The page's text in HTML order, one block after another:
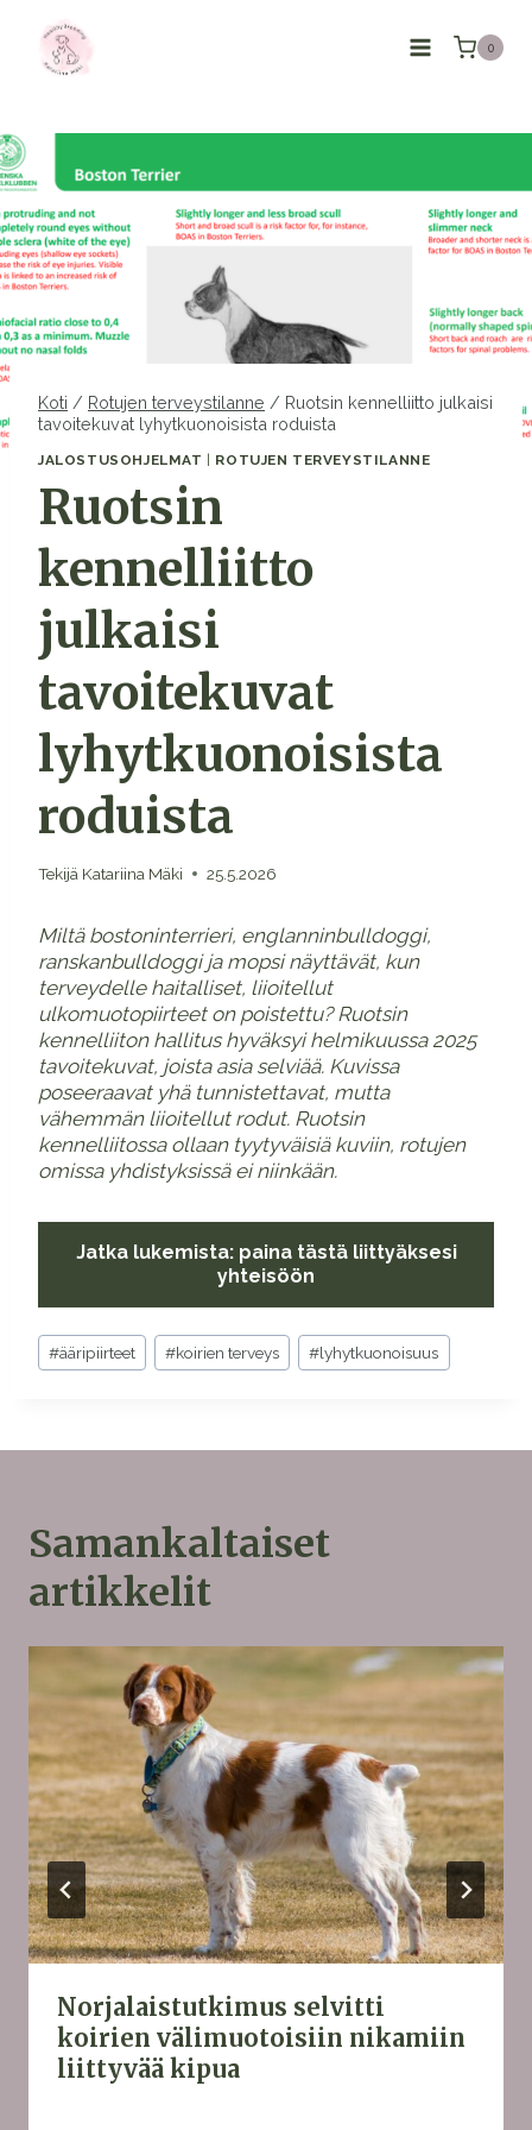
sisältöön
0
Koti / Rotujen terveystilanne / Ruotsin kennelliitto julkaisi
tavoitekuvat lyhytkuonoisista roduista
JALOSTUSOHJELMAT ROTUJEN TERVEYSTILANNE
Ruotsin
kennelliitto
julkaisi
tavoitekuvat
lyhytkuonoisista
roduista
Tekijä Katariina Mäki 25.5.2026
Miltä bostoninterrieri, englanninbulldoggi,
ranskanbulldoggi ja mopsi näyttävät, kun
terveydelle haitalliset, liioitellut
ulkomuotopiirteet on poistettu? Ruotsin
kennelliiton hallitus hyväksyi helmikuussa 2025
tavoitekuvat, joista asia selviää. Kuvissa
poseeraavat yhä tunnistettavat, mutta
vähemmän liioitellut rodut. Ruotsin
kennelliitossa ollaan tyytyväisiä kuviin, rotujen
omissa yhdistyksissä ei niinkään.
Jatka lukemista: paina tästä liittyäksesi
yhteisöön
Avainsanat:
#ääripiirteet #koirien terveys #lyhytkuonoisuus
Samankaltaiset
artikkelit
Norjalaistutkimus selvitti
koirien välimuotoisiin nikamiin
liittyvää kipua